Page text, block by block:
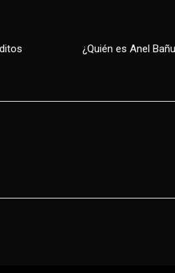
¿Quién es Anel